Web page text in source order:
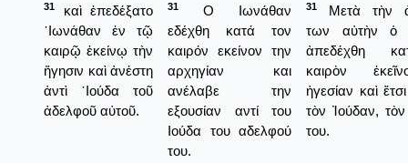
31
καὶ ἐπεδέξατο
᾿Ιωνάθαν ἐν τῷ
καιρῷ ἐκείνῳ τὴν
ἥγησιν καὶ ἀνέστη
ἀντὶ ᾿Ιούδα τοῦ
ἀδελφοῦ αὐτοῦ.
31
Ο Ιωνάθαν
εδέχθη κατά τον
καιρόν εκείνον την
αρχηγίαν και
ανέλαβε την
εξουσίαν αντί του
Ιούδα του αδελφού
του.
31
Μετὰ τὴν
των αὐτὴν ὁ
ἀπεδέχθη
καιρὸν
ἡγεσίαν καὶ
τὸν Ἰούδαν,
του.